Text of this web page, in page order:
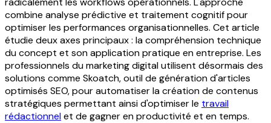
combine analyse prédictive et traitement cognitif pour
optimiser les performances organisationnelles. Cet article
étudie deux axes principaux : la compréhension technique
du concept et son application pratique en entreprise. Les
professionnels du marketing digital utilisent désormais des
solutions comme Skoatch, outil de génération d'articles
optimisés SEO, pour automatiser la création de contenus
stratégiques permettant ainsi d'optimiser le travail
rédactionnelet de gagner en productivité et en temps.